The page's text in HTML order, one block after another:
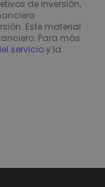
de inversión,
Este material
Para más
servicioy la